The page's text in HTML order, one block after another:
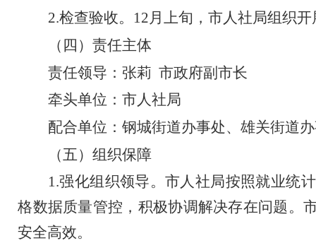
2.检查验收。 12月上旬，市人社局组织
（ 四 ）责任主体
责任领导： 张莉 市政府副市长
牵头单位：市人社局
配合单位 ：钢城街道办事处、雄关街道
（五） 组织保障
1.强化组织领导。市人社局按照就业统
格数据质量管控，积极协调解决存在问题。
安全高效。